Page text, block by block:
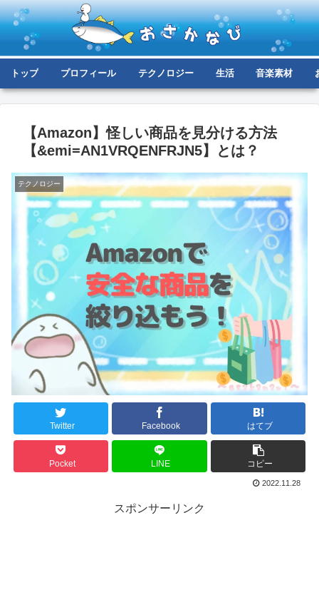
トップ プロフィール テクノロジー 生活 音楽素材
【Amazon】怪しい商品を見分ける方法
【&emi=AN1VRQENFRJN5】とは？
テクノロジー
Twitter Facebook はてブ
Pocket LINE コピー
2022.11.28
スポンサーリンク